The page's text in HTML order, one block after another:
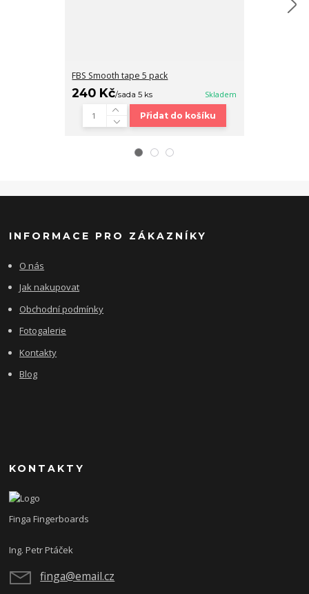
FBS Smooth tape 5 pack
240 Kč/sada 5 ks Skladem
Přidat do košíku
INFORMACE PRO ZÁKAZNÍKY
O nás
Jak nakupovat
Obchodní podmínky
Fotogalerie
Kontakty
Blog
KONTAKTY
Finga Fingerboards
Ing. Petr Ptáček
finga@email.cz